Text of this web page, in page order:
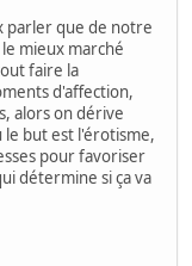
parler que de notre
mieux marché
faire la
d'affection,
alors on dérive
le but est l'érotisme,
pour favoriser
détermine si ça va